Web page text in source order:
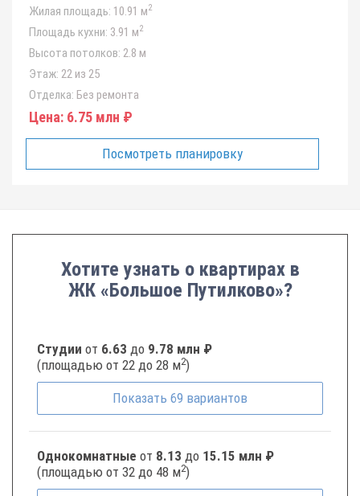
Жилая площадь: 10.91 м2
Площадь кухни: 3.91 м2
Высота потолков: 2.8 м
Этаж: 22 из 25
Отделка: Без ремонта
Цена: 6.75 млн ₽
Посмотреть планировку
Хотите узнать о квартирах в
ЖК «Большое Путилково»?
Студии от 6.63 до 9.78 млн ₽
(площадью от 22 до 28 м2)
Показать 69 вариантов
Однокомнатные от 8.13 до 15.15 млн ₽
(площадью от 32 до 48 м2)